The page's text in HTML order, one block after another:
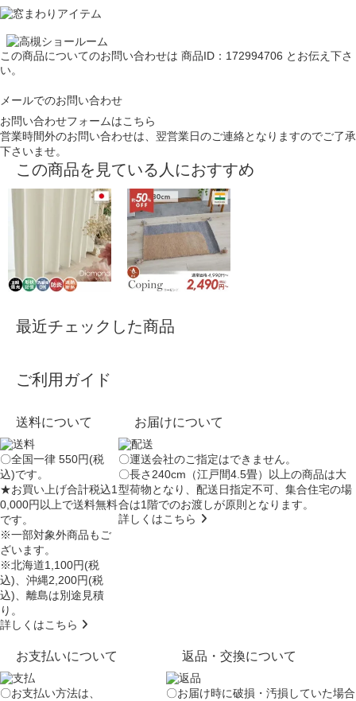
この商品についてのお問い合わせは 商品ID：172994706 とお伝え下さ
い。
メールでのお問い合わせ
お問い合わせフォームはこちら
営業時間外のお問い合わせは、翌営業日のご連絡となりますのでご了承
下さいませ。
この商品を見ている人におすすめ
最近チェックした商品
ご利用ガイド
送料について
〇全国一律 550円(税
込)です。
★お買い上げ合計税込1
0,000円以上で送料無料
です。
※一部対象外商品もご
ざいます。
※北海道1,100円(税
込)、沖縄2,200円(税
込)、離島は別途見積
り。
詳しくはこちら
お届けについて
〇運送会社のご指定はできません。
〇長さ240cm（江戸間4.5畳）以上の商品は大
型荷物となり、配送日指定不可、集合住宅の場
合は1階でのお渡しが原則となります。
詳しくはこちら
お支払いについて
〇お支払い方法は、
返品・交換について
〇お届け時に破損・汚損していた場合